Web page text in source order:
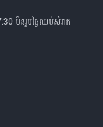
មិនរួមថ្ងៃឈប់សំរាក